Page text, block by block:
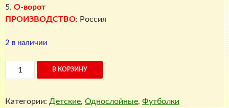
5. О-ворот
ПРОИЗВОДСТВО: Россия
2 в наличии
Количество
товара
Футболка
детская
В КОРЗИНУ
Категории: Детские, Однослойные, Футболки